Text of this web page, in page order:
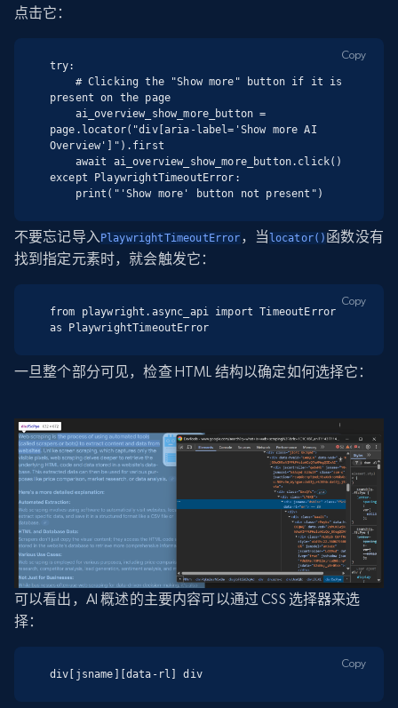
点击它：
try:
present on the page
page.locator("div[aria-label='Show more AI
Overview']").first
except PlaywrightTimeoutError:
    print("'Show more' button not present")
Copy
不要忘记导入 PlaywrightTimeoutError ，当 locator() 函数没有
找到指定元素时，就会触发它：
from playwright.async_api import TimeoutError
as PlaywrightTimeoutError
Copy
一旦整个部分可见，检查 HTML 结构以确定如何选择它：
可以看出，AI 概述的主要内容可以通过 CSS 选择器来选
择：
div[jsname][data-rl] div
Copy